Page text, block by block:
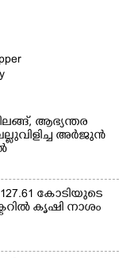
ആഭ്യന്തര
അർജുൻ
കോടിയുടെ
കൃഷി നാശം